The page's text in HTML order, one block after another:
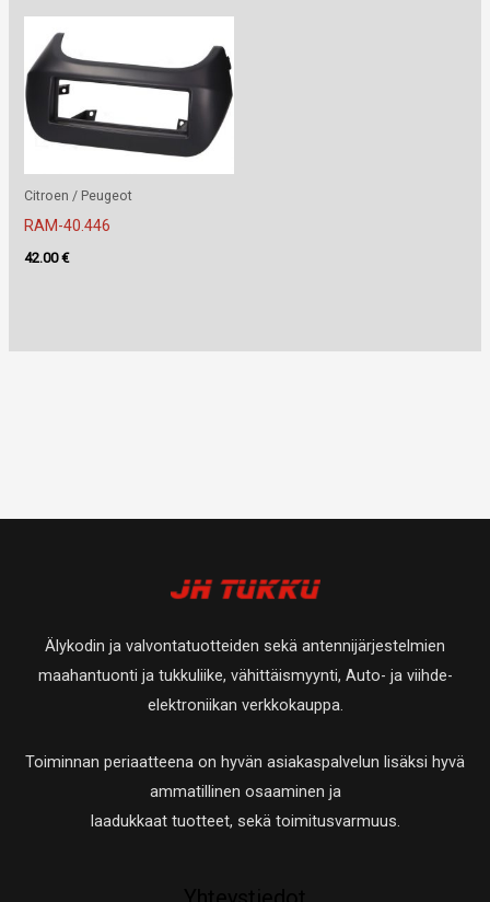
Citroen / Peugeot
RAM-40.446
42.00€
Älykodin ja valvontatuotteiden sekä antennijärjestelmien
maahantuonti ja tukkuliike, vähittäismyynti, Auto- ja viihde-
elektroniikan verkkokauppa.
Toiminnan periaatteena on hyvän asiakaspalvelun lisäksi hyvä
ammatillinen osaaminen ja
laadukkaat tuotteet, sekä toimitusvarmuus.